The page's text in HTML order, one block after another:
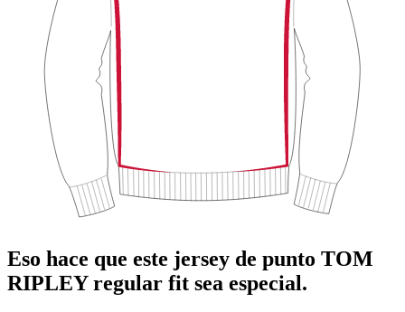
Eso hace que este jersey de punto TOM
RIPLEY regular fit sea especial.